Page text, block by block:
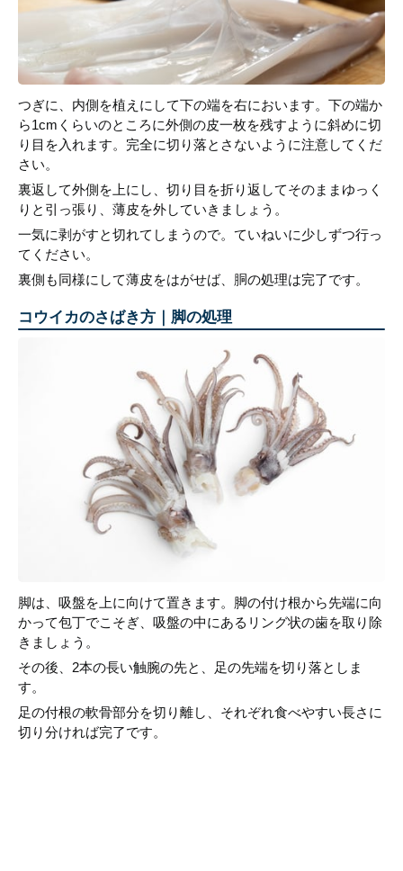
つぎに、内側を植えにして下の端を右においます。下の端か
ら1cmくらいのところに外側の皮一枚を残すように斜めに切
り目を入れます。完全に切り落とさないように注意してくだ
さい。
裏返して外側を上にし、切り目を折り返してそのままゆっく
りと引っ張り、薄皮を外していきましょう。
一気に剥がすと切れてしまうので。ていねいに少しずつ行っ
てください。
裏側も同様にして薄皮をはがせば、胴の処理は完了です。
コウイカのさばき方｜脚の処理
脚は、吸盤を上に向けて置きます。脚の付け根から先端に向
かって包丁でこそぎ、吸盤の中にあるリング状の歯を取り除
きましょう。
その後、2本の長い触腕の先と、足の先端を切り落としま
す。
足の付根の軟骨部分を切り離し、それぞれ食べやすい長さに
切り分ければ完了です。